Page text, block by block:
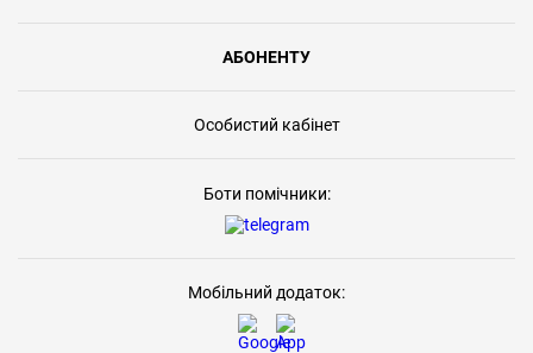
АБОНЕНТУ
Особистий кабінет
Боти помічники:
Мобільний додаток: